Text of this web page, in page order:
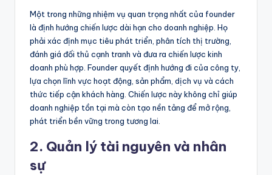
Một trong những nhiệm vụ quan trọng nhất của founder
là định hướng chiến lược dài hạn cho doanh nghiệp. Họ
phải xác định mục tiêu phát triển, phân tích thị trường,
đánh giá đối thủ cạnh tranh và đưa ra chiến lược kinh
doanh phù hợp. Founder quyết định hướng đi của công ty,
lựa chọn lĩnh vực hoạt động, sản phẩm, dịch vụ và cách
thức tiếp cận khách hàng. Chiến lược này không chỉ giúp
doanh nghiệp tồn tại mà còn tạo nền tảng để mở rộng,
phát triển bền vững trong tương lai.
2. Quản lý tài nguyên và nhân
sự